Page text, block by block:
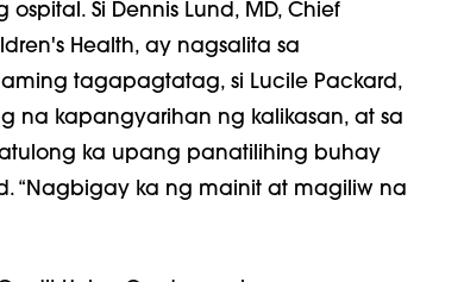
Si Dennis Lund, MD, Chief
Health, ay nagsalita sa
tagapagtatag, si Lucile Packard,
na kapangyarihan ng kalikasan, at sa
ka upang panatilihing buhay
“Nagbigay ka ng mainit at magiliw na